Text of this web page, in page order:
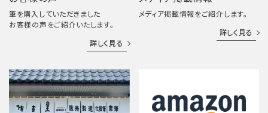
筆を購入していただきました
お客様の声をご紹介いたします。
詳しく見る
メディア掲載情報をご紹介します。
詳しく見る